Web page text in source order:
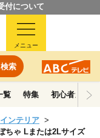
付について
検索
メニュー
覧 特集 初心者ガイド
インテリア
ちゃ Lまたは2Lサイズ